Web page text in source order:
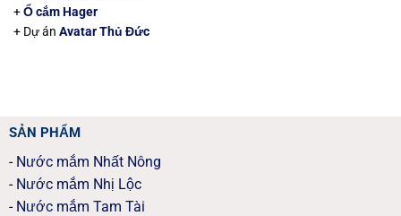
+Ổ cắm Hager
+ Dự án Avatar Thủ Đức
SẢN PHẨM
- Nước mắm Nhất Nông
- Nước mắm Nhị Lộc
- Nước mắm Tam Tài